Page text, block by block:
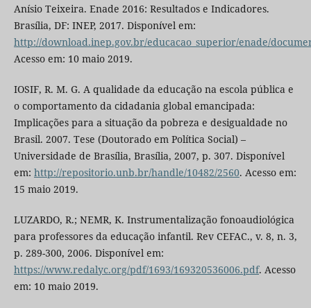
Anísio Teixeira. Enade 2016: Resultados e Indicadores.
Brasília, DF: INEP, 2017. Disponível em:
http://download.inep.gov.br/educacao_superior/enade/
Acesso em: 10 maio 2019.
IOSIF, R. M. G. A qualidade da educação na escola pública e
o comportamento da cidadania global emancipada:
Implicações para a situação da pobreza e desigualdade no
Brasil. 2007. Tese (Doutorado em Política Social) –
Universidade de Brasília, Brasília, 2007, p. 307. Disponível
em: http://repositorio.unb.br/handle/10482/2560. Acesso em:
15 maio 2019.
LUZARDO, R.; NEMR, K. Instrumentalização fonoaudiológica
para professores da educação infantil. Rev CEFAC., v. 8, n. 3,
p. 289-300, 2006. Disponível em:
https://www.redalyc.org/pdf/1693/169320536006.pdf. Acesso
em: 10 maio 2019.